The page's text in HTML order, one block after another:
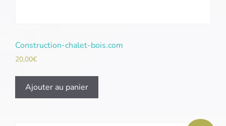
Construction-chalet-bois.com
20,00€
Ajouter au panier